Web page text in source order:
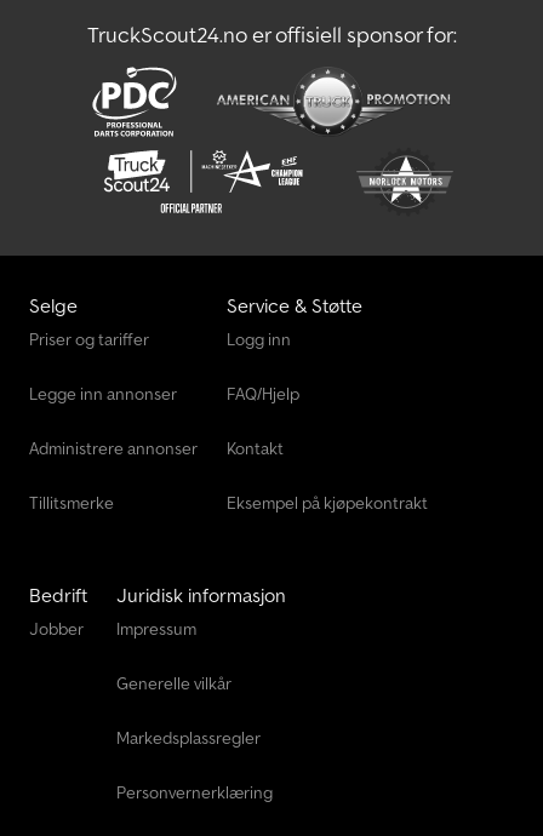
TruckScout24.no er offisiell sponsor for:
Selge
Priser og tariffer
Legge inn annonser
Administrere annonser
Tillitsmerke
Service & Støtte
Logg inn
FAQ/Hjelp
Kontakt
Eksempel på kjøpekontrakt
Bedrift
Jobber
Juridisk informasjon
Impressum
Generelle vilkår
Markedsplassregler
Personvernerklæring